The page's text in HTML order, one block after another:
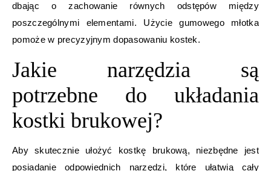
dbając o zachowanie równych odstępów między
poszczególnymi elementami. Użycie gumowego młotka
pomoże w precyzyjnym dopasowaniu kostek.
Jakie narzędzia są
potrzebne do układania
kostki brukowej?
Aby skutecznie ułożyć kostkę brukową, niezbędne jest
posiadanie odpowiednich narzędzi, które ułatwią cały